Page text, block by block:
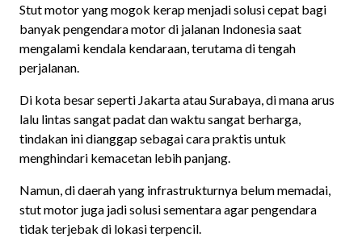
Stut motor yang mogok kerap menjadi solusi cepat bagi
banyak pengendara motor di jalanan Indonesia saat
mengalami kendala kendaraan, terutama di tengah
perjalanan.
Di kota besar seperti Jakarta atau Surabaya, di mana arus
lalu lintas sangat padat dan waktu sangat berharga,
tindakan ini dianggap sebagai cara praktis untuk
menghindari kemacetan lebih panjang.
Namun, di daerah yang infrastrukturnya belum memadai,
stut motor juga jadi solusi sementara agar pengendara
tidak terjebak di lokasi terpencil.